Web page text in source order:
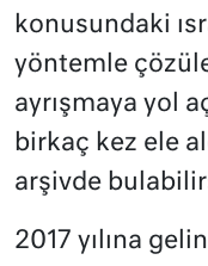
konusundaki
yöntemle
ayrışmaya yol
birkaç kez ele
arşivde
2017 yılına